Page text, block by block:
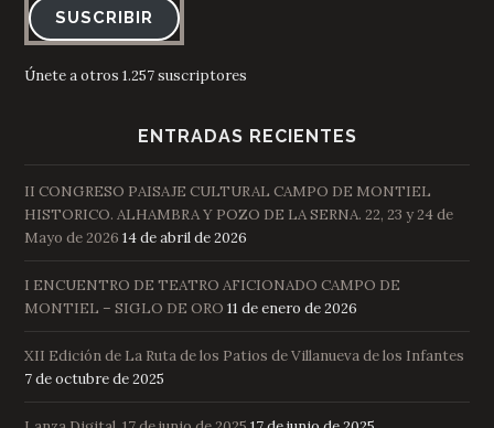
SUSCRIBIR
Únete a otros 1.257 suscriptores
ENTRADAS RECIENTES
II CONGRESO PAISAJE CULTURAL CAMPO DE MONTIEL
HISTORICO. ALHAMBRA Y POZO DE LA SERNA. 22, 23 y 24 de
Mayo de 2026 14 de abril de 2026
I ENCUENTRO DE TEATRO AFICIONADO CAMPO DE
MONTIEL – SIGLO DE ORO 11 de enero de 2026
XII Edición de La Ruta de los Patios de Villanueva de los Infantes
7 de octubre de 2025